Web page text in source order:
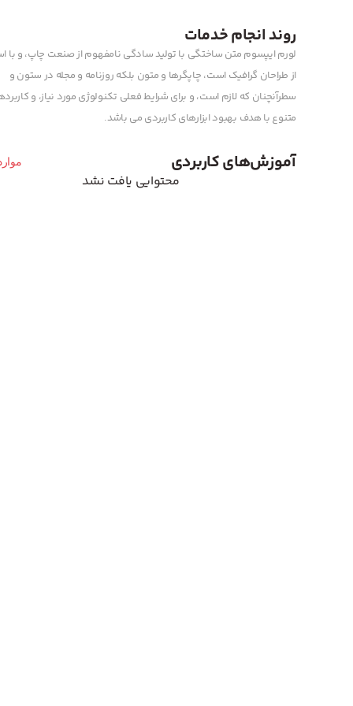
روند انجام خدمات
لورم ایپسوم متن ساختگی با تولید سادگی نامفهوم از صنعت چاپ، و با
از طراحان گرافیک است، چاپگرها و متون بلکه روزنامه و مجله در ستون و
سطرآنچنان که لازم است، و برای شرایط فعلی تکنولوژی مورد نیاز، و
متنوع با هدف بهبود ابزارهای کاربردی می باشد.
آموزش‌های کاربردی
محتوایی یافت نشد